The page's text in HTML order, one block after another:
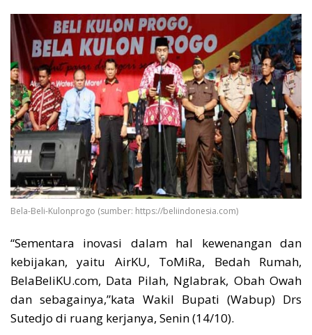
Bela-Beli-Kulonprogo (sumber: https://beliindonesia.com)
“Sementara inovasi dalam hal kewenangan dan
kebijakan, yaitu AirKU, ToMiRa, Bedah Rumah,
BelaBeliKU.com, Data Pilah, Nglabrak, Obah Owah
dan sebagainya,”kata Wakil Bupati (Wabup) Drs
Sutedjo di ruang kerjanya, Senin (14/10).